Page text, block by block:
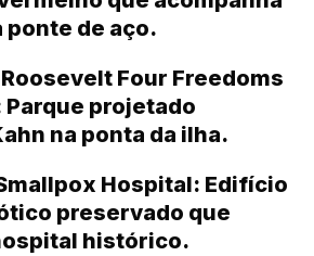
ponte de aço.
Four Freedoms
Parque projetado
na ponta da ilha.
Hospital: Edifício
preservado que
histórico.